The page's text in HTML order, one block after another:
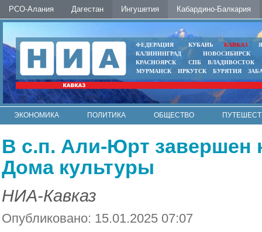
РСО-Алания Дагестан Ингушетия Кабардино-Балкария
ФЕДЕРАЦИЯ КУБАНЬ КАВКАЗ
КАЛИНИНГРАД
НОВОСИБИРСК
КРАСНОЯРСК
СПБ
ВЛАДИВОСТОК
МУРМАНСК
ИРКУТСК БУРЯТИЯ
ЭКОНОМИКА ПОЛИТИКА ОБЩЕСТВО
В с.п. Али-Юрт завершен
Дома культуры
НИА-Кавказ
Опубликовано: 15.01.2025 07:07